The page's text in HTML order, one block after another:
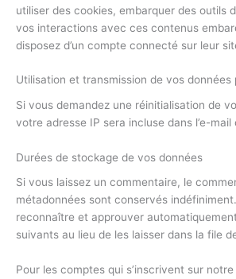
utiliser des cookies, embarquer des outils
vos interactions avec ces contenus
disposez d’un compte connecté sur leur
Utilisation et transmission de vos données
Si vous demandez une réinitialisation de
votre adresse IP sera incluse dans l’e-
Durées de stockage de vos données
Si vous laissez un commentaire, le
métadonnées sont conservés
reconnaître et approuver
suivants au lieu de les laisser dans la file
Pour les comptes qui s’inscrivent sur